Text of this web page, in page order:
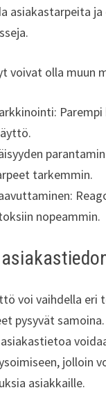
asiakastarpeita
voivat olla muun
tarkemmin.
nopeammin.
voi vaihdella eri
pysyvät
jolloin
asiakkaille.